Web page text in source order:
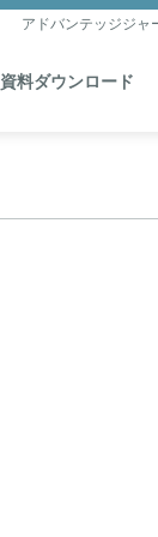
アドバンテッジジャ
資料ダウンロード